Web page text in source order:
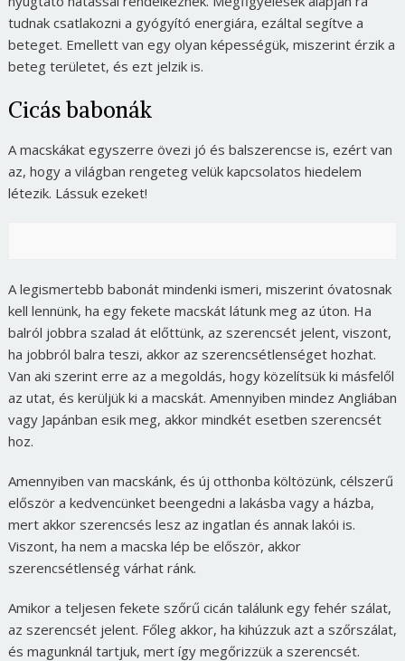
tudnak csatlakozni a gyógyító energiára, ezáltal segítve a
beteget. Emellett van egy olyan képességük, miszerint érzik a
beteg területet, és ezt jelzik is.
Cicás babonák
A macskákat egyszerre övezi jó és balszerencse is, ezért van
az, hogy a világban rengeteg velük kapcsolatos hiedelem
létezik. Lássuk ezeket!
A legismertebb babonát mindenki ismeri, miszerint óvatosnak
kell lennünk, ha egy fekete macskát látunk meg az úton. Ha
balról jobbra szalad át előttünk, az szerencsét jelent, viszont,
ha jobbról balra teszi, akkor az szerencsétlenséget hozhat.
Van aki szerint erre az a megoldás, hogy közelítsük ki másfelől
az utat, és kerüljük ki a macskát. Amennyiben mindez Angliában
vagy Japánban esik meg, akkor mindkét esetben szerencsét
hoz.
Amennyiben van macskánk, és új otthonba költözünk, célszerű
először a kedvencünket beengedni a lakásba vagy a házba,
mert akkor szerencsés lesz az ingatlan és annak lakói is.
Viszont, ha nem a macska lép be először, akkor
szerencsétlenség várhat ránk.
Amikor a teljesen fekete szőrű cicán találunk egy fehér szálat,
az szerencsét jelent. Főleg akkor, ha kihúzzuk azt a szőrszálat,
és magunknál tartjuk, mert így megőrizzük a szerencsét.